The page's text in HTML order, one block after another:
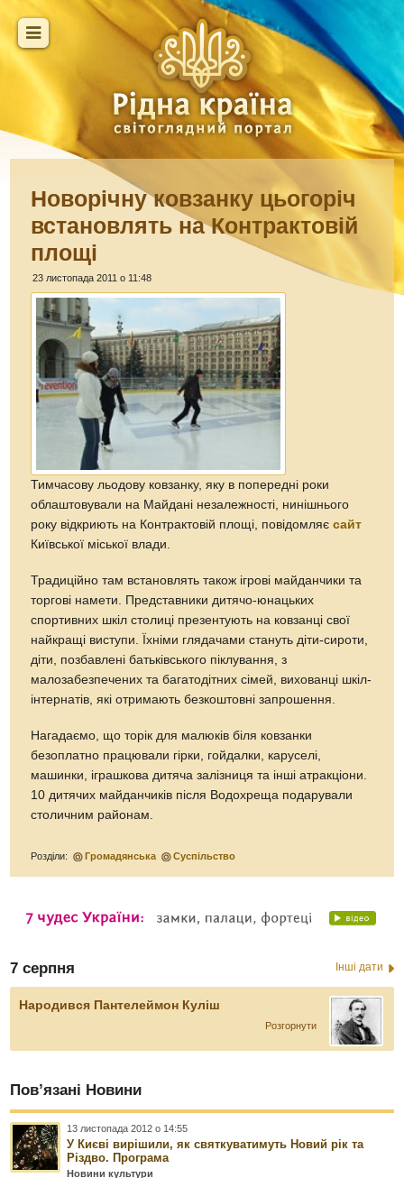
Новорічну ковзанку цьогоріч
встановлять на Контрактовій
площі
23 листопада 2011 о 11:48
Тимчасову льодову ковзанку, яку в попередні роки
облаштовували на Майдані незалежності, нинішнього
року відкриють на Контрактовій площі, повідомляєсайт
Київської міської влади.
Традиційно там встановлять також ігрові майданчики та
торгові намети. Представники дитячо-юнацьких
спортивних шкіл столиці презентують на ковзанці свої
найкращі виступи. Їхніми глядачами стануть діти-сироти,
діти, позбавлені батьківського піклування, з
малозабезпечених та багатодітних сімей, вихованці шкіл-
інтернатів, які отримають безкоштовні запрошення.
Нагадаємо, що торік для малюків біля ковзанки
безоплатно працювали гірки, гойдалки, каруселі,
машинки, іграшкова дитяча залізниця та інші атракціони.
10 дитячих майданчиків після Водохреща подарували
столичним районам.
Розділи: Громадянська Суспільство
7 серпня Інші дати
Народився Пантелеймон Куліш
Розгорнути
Пов’язані Новини
13 листопада 2012 о 14:55
У Києві вирішили, як святкуватимуть Новий рік та
Різдво. Програма
Новини культури